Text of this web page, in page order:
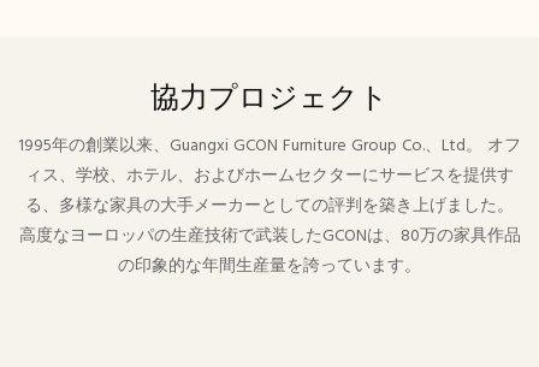
排出基準を満たすCARB P2パネルを使用することで、品質を
最優先に考えています。当社のパネル家具は、優れた品質
と手頃な価格を両立させ、企業の皆様にご満足いただける
製品です。
協力プロジェクト
1995年の創業以来、Guangxi GCON Furniture Group Co.、Ltd。 オフ
ィス、学校、ホテル、およびホームセクターにサービスを提供す
る、多様な家具の大手メーカーとしての評判を築き上げました。
高度なヨーロッパの生産技術で武装したGCONは、80万の家具作品
の印象的な年間生産量を誇っています。